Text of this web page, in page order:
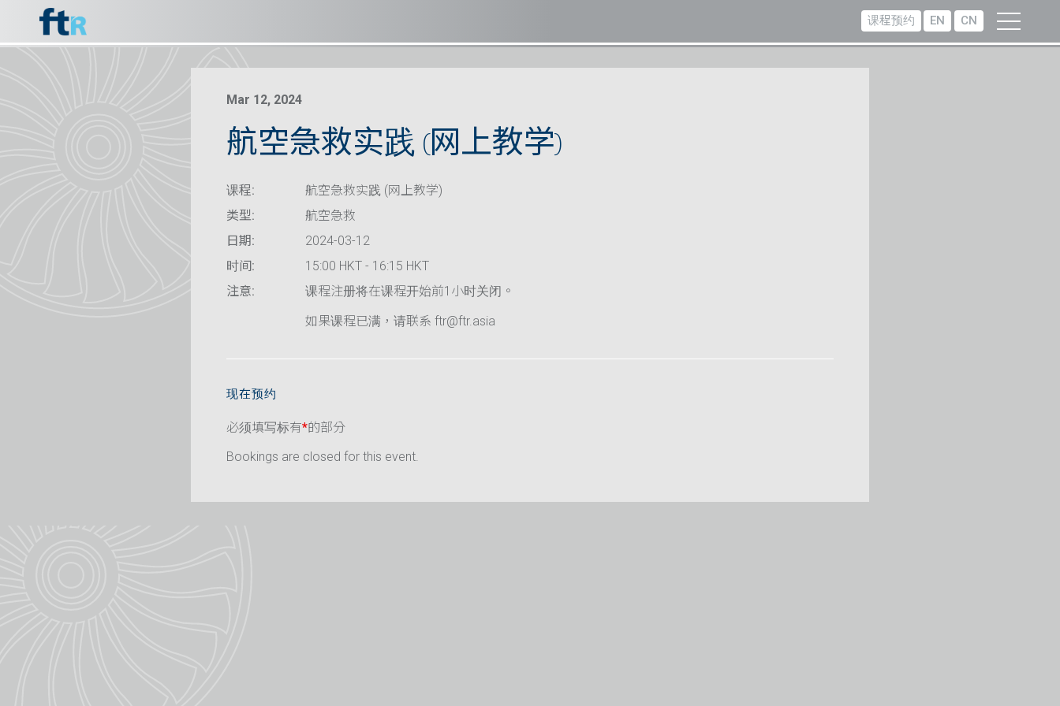
课程预约 EN CN
Mar 12, 2024
航空急救实践 (网上教学)
课程:
航空急救实践 (网上教学)
类型:
航空急救
日期:
2024-03-12
时间:
15:00 HKT - 16:15 HKT
注意:
课程注册将在课程开始前1小时关闭。
如果课程已满，请联系 ftr@ftr.asia
现在预约
必须填写标有*的部分
Bookings are closed for this event.